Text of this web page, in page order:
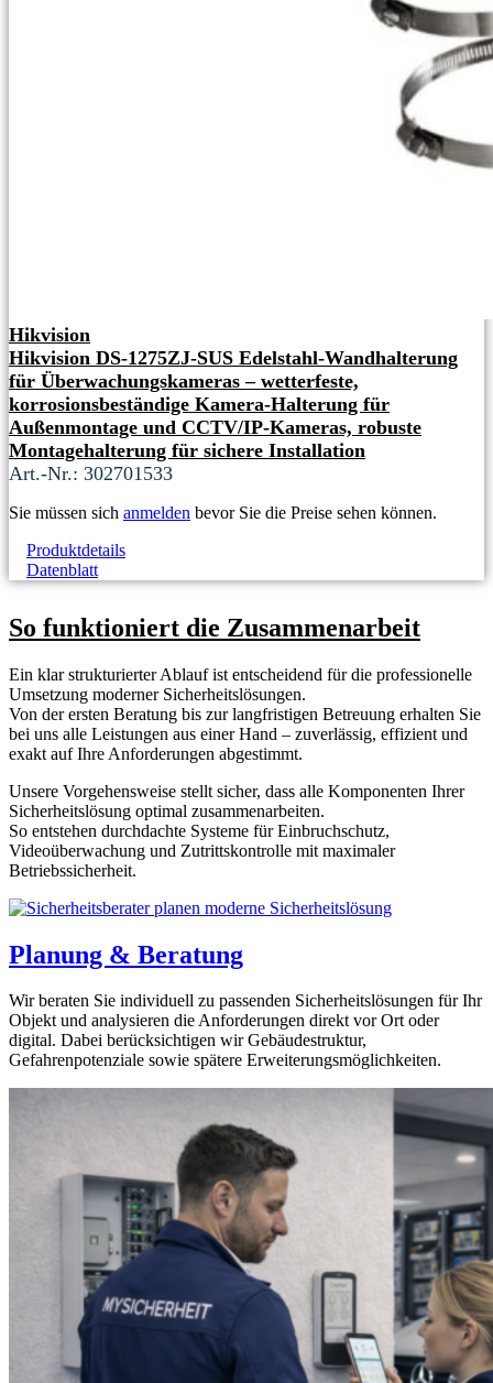
Hikvision
Hikvision DS-1275ZJ-SUS Edelstahl-Wandhalterung
für Überwachungskameras – wetterfeste,
korrosionsbeständige Kamera-Halterung für
Außenmontage und CCTV/IP-Kameras, robuste
Montagehalterung für sichere Installation
Art.-Nr.: 302701533
Sie müssen sich anmelden bevor Sie die Preise sehen können.
Produktdetails
Datenblatt
So funktioniert die Zusammenarbeit
Ein klar strukturierter Ablauf ist entscheidend für die professionelle
Umsetzung moderner Sicherheitslösungen.
Von der ersten Beratung bis zur langfristigen Betreuung erhalten Sie
bei uns alle Leistungen aus einer Hand – zuverlässig, effizient und
exakt auf Ihre Anforderungen abgestimmt.
Unsere Vorgehensweise stellt sicher, dass alle Komponenten Ihrer
Sicherheitslösung optimal zusammenarbeiten.
So entstehen durchdachte Systeme für Einbruchschutz,
Videoüberwachung und Zutrittskontrolle mit maximaler
Betriebssicherheit.
Planung & Beratung
Wir beraten Sie individuell zu passenden Sicherheitslösungen für Ihr
Objekt und analysieren die Anforderungen direkt vor Ort oder
digital. Dabei berücksichtigen wir Gebäudestruktur,
Gefahrenpotenziale sowie spätere Erweiterungsmöglichkeiten.